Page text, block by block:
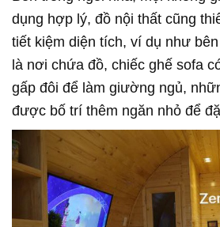
dụng hợp lý, đồ nội thất cũng
tiết kiệm diện tích, ví dụ như
là nơi chứa đồ, chiếc ghế sofa
gấp đôi để làm giường ngủ,
được bố trí thêm ngăn nhỏ để